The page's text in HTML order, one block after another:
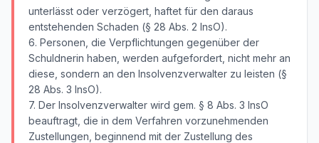
unterlässt oder verzögert, haftet für den daraus
entstehenden Schaden (§ 28 Abs. 2 InsO).
6. Personen, die Verpflichtungen gegenüber der
Schuldnerin haben, werden aufgefordert, nicht mehr an
diese, sondern an den Insolvenzverwalter zu leisten (§
28 Abs. 3 InsO).
7. Der Insolvenzverwalter wird gem. § 8 Abs. 3 InsO
beauftragt, die in dem Verfahren vorzunehmenden
Zustellungen, beginnend mit der Zustellung des